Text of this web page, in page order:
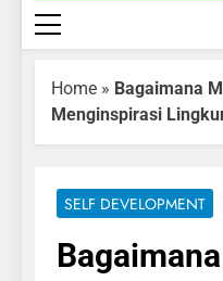
Home » Bagaimana
Menginspirasi
SELF DEVELOPMENT